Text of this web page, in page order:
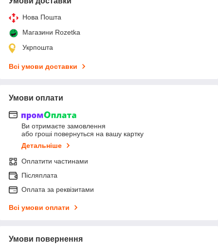
Нова Пошта
Магазини Rozetka
Укрпошта
Всі умови доставки
Умови оплати
Ви отримаєте замовлення
або гроші повернуться на вашу картку
Детальніше
Оплатити частинами
Післяплата
Оплата за реквізитами
Всі умови оплати
Умови повернення